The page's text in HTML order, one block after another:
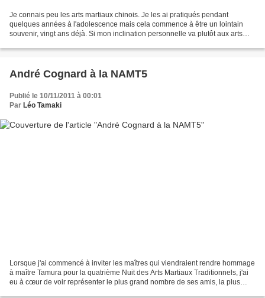
Je connais peu les arts martiaux chinois. Je les ai pratiqués pendant
quelques années à l'adolescence mais cela commence à être un lointain
souvenir, vingt ans déjà. Si mon inclination personnelle va plutôt aux arts
André Cognard à la NAMT5
Publié le 10/11/2011 à 00:01
Par Léo Tamaki
Lorsque j'ai commencé à inviter les maîtres qui viendraient rendre hommage
à maître Tamura pour la quatrième Nuit des Arts Martiaux Traditionnels, j'ai
eu à cœur de voir représenter le plus grand nombre de ses amis, la plus